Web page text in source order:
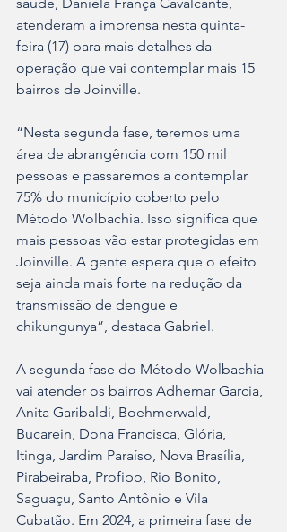
saúde, Daniela França Cavalcante,
atenderam a imprensa nesta quinta-
feira (17) para mais detalhes da
operação que vai contemplar mais 15
bairros de Joinville.
“Nesta segunda fase, teremos uma
área de abrangência com 150 mil
pessoas e passaremos a contemplar
75% do município coberto pelo
Método Wolbachia. Isso significa que
mais pessoas vão estar protegidas em
Joinville. A gente espera que o efeito
seja ainda mais forte na redução da
transmissão de dengue e
chikungunya”, destaca Gabriel.
A segunda fase do Método Wolbachia
vai atender os bairros Adhemar Garcia,
Anita Garibaldi, Boehmerwald,
Bucarein, Dona Francisca, Glória,
Itinga, Jardim Paraíso, Nova Brasília,
Pirabeiraba, Profipo, Rio Bonito,
Saguaçu, Santo Antônio e Vila
Cubatão. Em 2024, a primeira fase de